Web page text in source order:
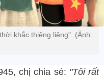
khắc thiêng liêng". (Ảnh:
chị chia sẻ: "Tôi rất